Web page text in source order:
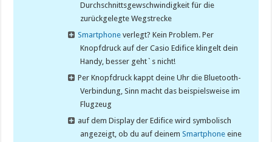
Durchschnittsgewschwindigkeit für die
zurückgelegte Wegstrecke
Smartphone verlegt? Kein Problem. Per
Knopfdruck auf der Casio Edifice klingelt dein
Handy, besser geht`s nicht!
Per Knopfdruck kappt deine Uhr die Bluetooth-
Verbindung, Sinn macht das beispielsweise im
Flugzeug
auf dem Display der Edifice wird symbolisch
angezeigt, ob du auf deinemSmartphone eine